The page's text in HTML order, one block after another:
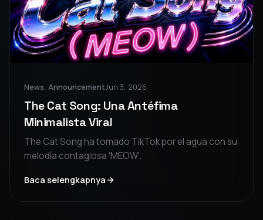
News, AnnouncementJun 3, 2026
The Cat Song: Una Antéfima
Minimalista Viral
The Cat Song ha tomado TikTok por el agua con su
melodía contagiosa 'MEOW'.
Baca selengkapnya